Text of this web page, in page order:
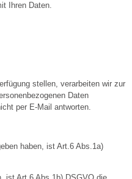
Ihren Daten.
stellen, verarbeiten wir zur
Daten
per E-Mail antworten.
haben, ist Art.6 Abs.1a)